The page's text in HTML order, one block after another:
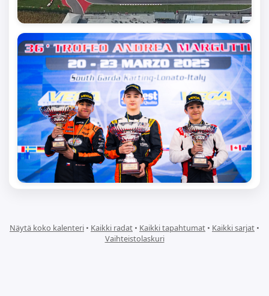
Näytä koko kalenteri • Kaikki radat • Kaikki tapahtumat • Kaikki sarjat •
Vaihteistolaskuri